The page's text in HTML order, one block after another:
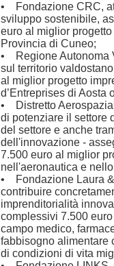
• Fondazione CRC,
sviluppo sostenibile,
euro al miglior
Provincia di Cuneo;
• Regione Autonoma
sul territorio
al miglior progetto
d’Entreprises di Aosta
• Distretto
di potenziare il settore
del settore e anche
dell'innovazione -
7.500 euro al miglior
nell'aeronautica e
• Fondazione Laura &
contribuire
imprenditorialità
complessivi 7.500
campo medico,
fabbisogno alimentare
di condizioni di vita